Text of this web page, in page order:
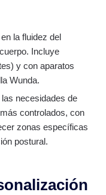
la fluidez del
Incluye
y con aparatos
Wunda.
las necesidades de
controlados, con
zonas específicas
postural.